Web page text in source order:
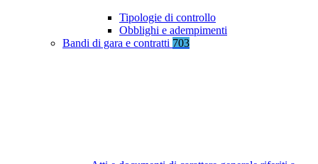
Tipologie di controllo
Obblighi e adempimenti
Bandi di gara e contratti 703